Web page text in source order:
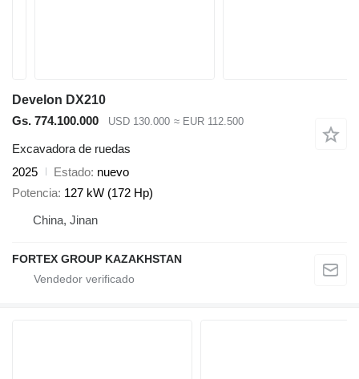
Develon DX210
Gs. 774.100.000
USD 130.000 ≈ EUR 112.500
Excavadora de ruedas
2025
Estado nuevo
Potencia 127 kW (172 Hp)
China, Jinan
FORTEX GROUP KAZAKHSTAN